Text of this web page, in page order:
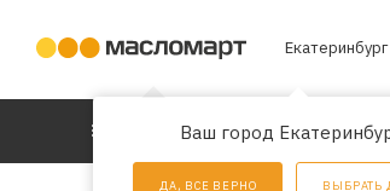
Екатеринбург
Ваш город
ДА, ВСЕ ВЕРНО ВЫБРАТЬ
КАТАЛОГ